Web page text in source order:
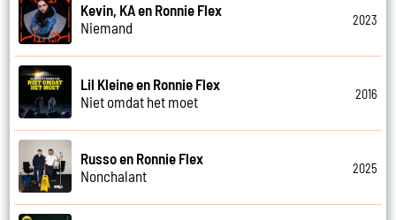
Kevin, KA en Ronnie Flex
Niemand
2023
Lil Kleine en Ronnie Flex
Niet omdat het moet
2016
Russo en Ronnie Flex
Nonchalant
2025